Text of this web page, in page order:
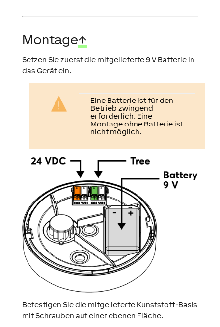
Montage↑
Setzen Sie zuerst die mitgelieferte 9 V Batterie in
das Gerät ein.
Eine Batterieist für den
Betrieb zwingend
erforderlich. Eine
Montage ohne Batterie ist
nicht möglich.
Befestigen Sie die mitgelieferte Kunststoff-Basis
mit Schrauben auf einer ebenen Fläche.